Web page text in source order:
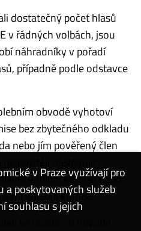
dostatečný počet hlasů
v řádných volbách, jsou
náhradníky v pořadí
případně podle odstavce
obvodě vyhotoví
bez zbytečného odkladu
nebo jím pověřený člen
volební komise nebo
volební komise.
ve volebním obvodě
v Praze využívají pro
a poskytovaných služeb
souhlasu s jejich